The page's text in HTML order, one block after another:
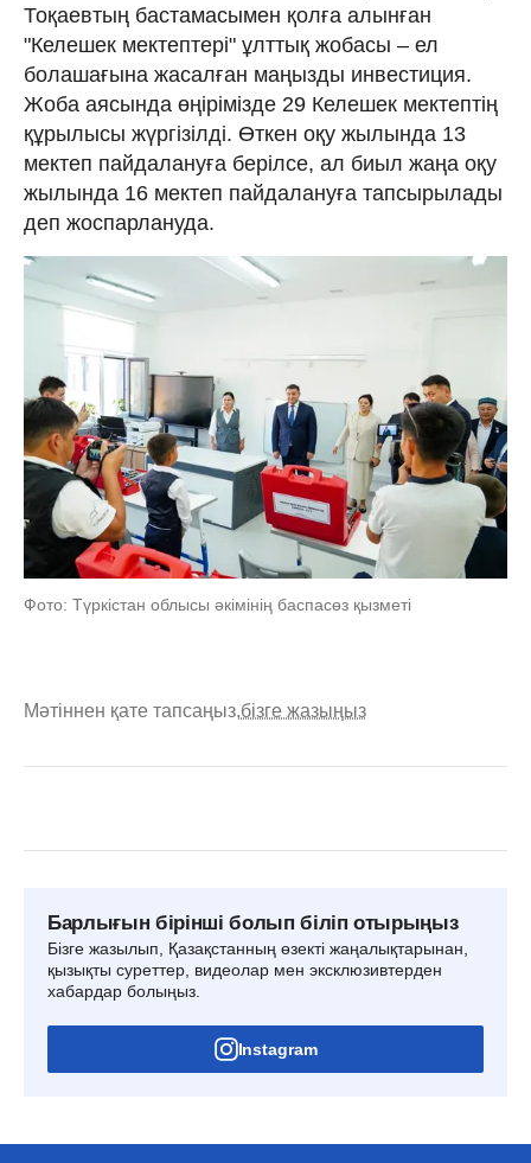
Тоқаевтың бастамасымен қолға алынған
"Келешек мектептері" ұлттық жобасы – ел
болашағына жасалған маңызды инвестиция.
Жоба аясында өңірімізде 29 Келешек мектептің
құрылысы жүргізілді. Өткен оқу жылында 13
мектеп пайдалануға берілсе, ал биыл жаңа оқу
жылында 16 мектеп пайдалануға тапсырылады
деп жоспарлануда.
Фото: Түркістан облысы әкімінің баспасөз қызметі
Мәтіннен қате тапсаңыз,бізге жазыңыз
Барлығын бірінші болып біліп отырыңыз
Бізге жазылып, Қазақстанның өзекті жаңалықтарынан,
қызықты суреттер, видеолар мен эксклюзивтерден
хабардар болыңыз.
Instagram